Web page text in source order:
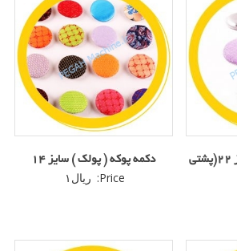
دکمه پوکه ( پولک ) سایز 22(پشتی
دکمه پوکه ( پولک ) سایز ۱۴
Price: ریال ۱